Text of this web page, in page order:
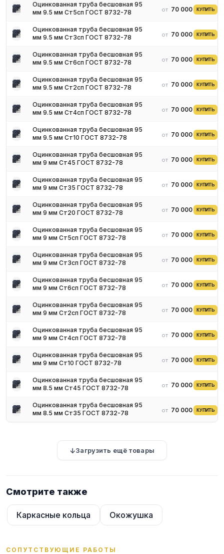
Оцинкованная труба бесшовная 95
мм 9.5 мм Ст5сп ГОСТ 8732-78
от 70 000 ₽КУПИТЬ
Оцинкованная труба бесшовная 95
мм 9.5 мм Ст3сп ГОСТ 8732-78
от 70 000 ₽КУПИТЬ
Оцинкованная труба бесшовная 95
мм 9.5 мм Ст6сп ГОСТ 8732-78
от 70 000 ₽КУПИТЬ
Оцинкованная труба бесшовная 95
мм 9.5 мм Ст2сп ГОСТ 8732-78
от 70 000 ₽КУПИТЬ
Оцинкованная труба бесшовная 95
мм 9.5 мм Ст4сп ГОСТ 8732-78
от 70 000 ₽КУПИТЬ
Оцинкованная труба бесшовная 95
мм 9.5 мм Ст10 ГОСТ 8732-78
от 70 000 ₽КУПИТЬ
Оцинкованная труба бесшовная 95
мм 9 мм Ст45 ГОСТ 8732-78
от 70 000 ₽КУПИТЬ
Оцинкованная труба бесшовная 95
мм 9 мм Ст35 ГОСТ 8732-78
от 70 000 ₽КУПИТЬ
Оцинкованная труба бесшовная 95
мм 9 мм Ст20 ГОСТ 8732-78
от 70 000 ₽КУПИТЬ
Оцинкованная труба бесшовная 95
мм 9 мм Ст5сп ГОСТ 8732-78
от 70 000 ₽КУПИТЬ
Оцинкованная труба бесшовная 95
мм 9 мм Ст3сп ГОСТ 8732-78
от 70 000 ₽КУПИТЬ
Оцинкованная труба бесшовная 95
мм 9 мм Ст6сп ГОСТ 8732-78
от 70 000 ₽КУПИТЬ
Оцинкованная труба бесшовная 95
мм 9 мм Ст2сп ГОСТ 8732-78
от 70 000 ₽КУПИТЬ
Оцинкованная труба бесшовная 95
мм 9 мм Ст4сп ГОСТ 8732-78
от 70 000 ₽КУПИТЬ
Оцинкованная труба бесшовная 95
мм 9 мм Ст10 ГОСТ 8732-78
от 70 000 ₽КУПИТЬ
Оцинкованная труба бесшовная 95
мм 8.5 мм Ст45 ГОСТ 8732-78
от 70 000 ₽КУПИТЬ
Оцинкованная труба бесшовная 95
мм 8.5 мм Ст35 ГОСТ 8732-78
от 70 000 ₽КУПИТЬ
Загрузить ещё товары
Смотрите также
Каркасные кольца Окожушка
СОПУТСТВУЮЩИЕ РАБОТЫ